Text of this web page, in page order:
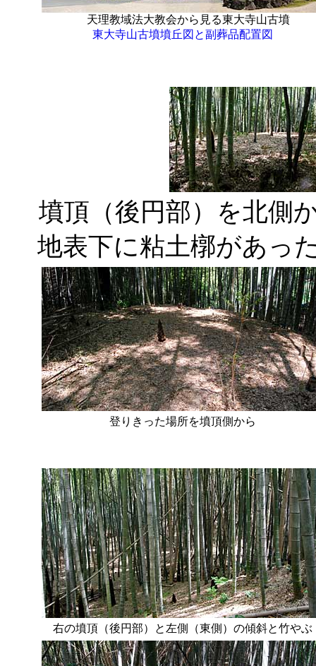
天理教域法大教会から見る東大寺山古墳
東大寺山古墳墳丘図と副葬品配置図
墳頂（後円部）を北側
地表下に粘土槨があっ
登りきった場所を墳頂側から
右の墳頂（後円部）と左側（東側）の傾斜と竹やぶ